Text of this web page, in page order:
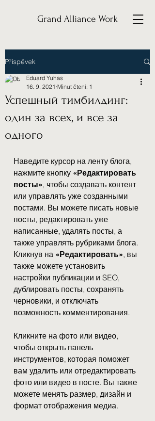
Grand Alliance Work
Příspěvek
Успешный тимбилдинг:
один за всех, и все за
одного
Eduard Yuhas
16. 9. 2021 Minut čtení: 1
Наведите курсор на ленту блога,
нажмите кнопку «Редактировать
посты», чтобы создавать контент
или управлять уже созданными
постами. Вы можете писать новые
посты, редактировать уже
написанные, удалять посты, а
также управлять рубриками блога.
Кликнув на «Редактировать», вы
также можете установить
настройки публикации и SEO,
дублировать посты, сохранять
черновики, и отключать
возможность комментирования.
Кликните на фото или видео,
чтобы открыть панель
инструментов, которая поможет
вам удалить или отредактировать
фото или видео в посте. Вы также
можете менять размер, дизайн и
формат отображения медиа.